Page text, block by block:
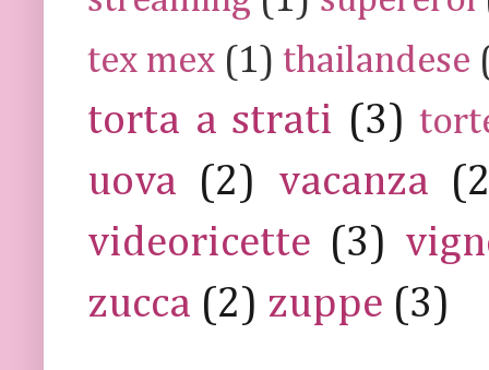
tex mex (1) thailandese
torta a strati (3)
uova (2) vacanza
videoricette (3)
zucca (2) zuppe (3)